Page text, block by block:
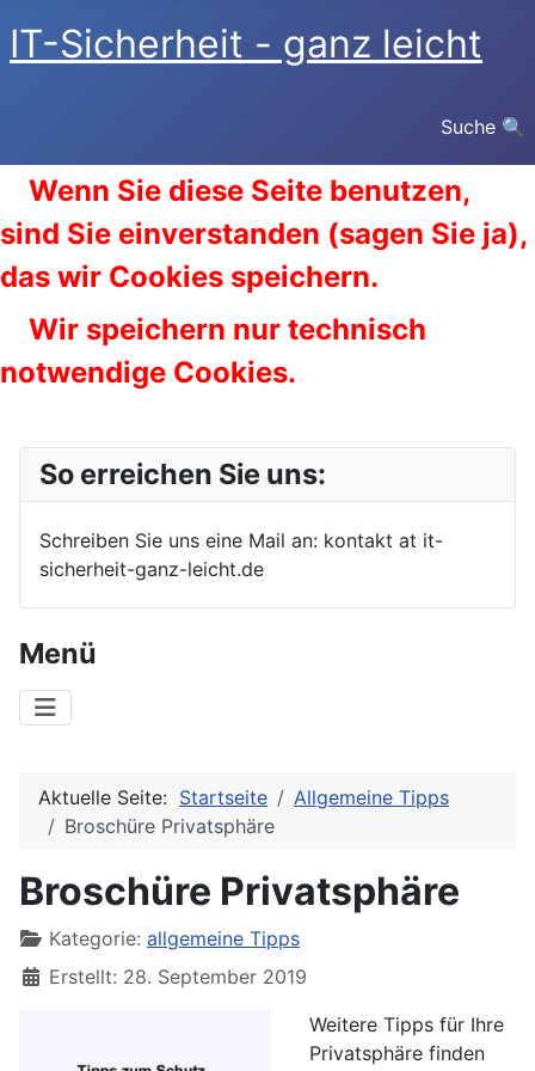
IT-Sicherheit - ganz leicht
Suche 🔍
Wenn Sie diese Seite benutzen,
sind Sie einverstanden (sagen Sie ja),
das wir Cookies speichern.
Wir speichern nur technisch
notwendige Cookies.
So erreichen Sie uns:
Schreiben Sie uns eine Mail an: kontakt at it-
sicherheit-ganz-leicht.de
Menü
Aktuelle Seite: Startseite
Allgemeine Tipps
Broschüre Privatsphäre
Broschüre Privatsphäre
DetailsKategorie: allgemeine Tipps
Erstellt: 28. September 2019
Weitere Tipps für Ihre
Privatsphäre finden